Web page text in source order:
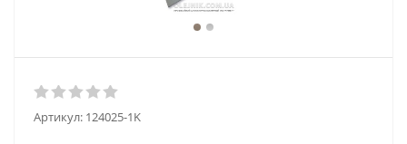
Артикул: 124025-1K